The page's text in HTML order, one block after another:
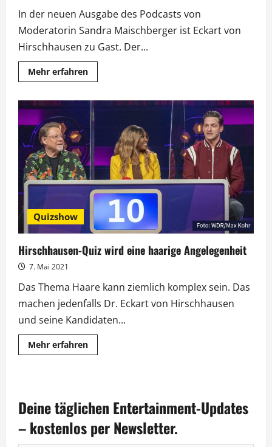
In der neuen Ausgabe des Podcasts von
Moderatorin Sandra Maischberger ist Eckart von
Hirschhausen zu Gast. Der...
Mehr erfahrenMehr
Informationen
„Klimakrise
ist
die
Gesundheitsgefahr“
Quizshow
Hirschhausen-Quiz wird eine haarige Angelegenheit
7. Mai 2021
Das Thema Haare kann ziemlich komplex sein. Das
machen jedenfalls Dr. Eckart von Hirschhausen
und seine Kandidaten...
Mehr erfahrenMehr
Informationen
haarige
Angelegenheit
Deine täglichen Entertainment-Updates
– kostenlos per Newsletter.